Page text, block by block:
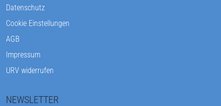
Datenschutz
Cookie Einstellungen
AGB
Impressum
URV widerrufen
NEWSLETTER